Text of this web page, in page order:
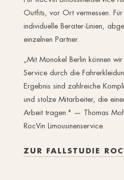
Outfits, vor Ort vermessen. Für
individuelle Berater-Linien,
einzelnen Partner.
„Mit Monokel Berlin können wir
Service durch die
Ergebnis sind zahlreiche
und stolze Mitarbeiter, die
Arbeit tragen." — Thomas
RocVin Limousinenservice.
ZUR FALLSTUDIE